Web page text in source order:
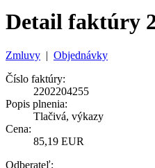
Detail faktúry
Zmluvy | Objednávky
Číslo faktúry:
2202204255
Popis plnenia:
Tlačivá, výkazy
Cena:
85,19 EUR
Odberateľ: